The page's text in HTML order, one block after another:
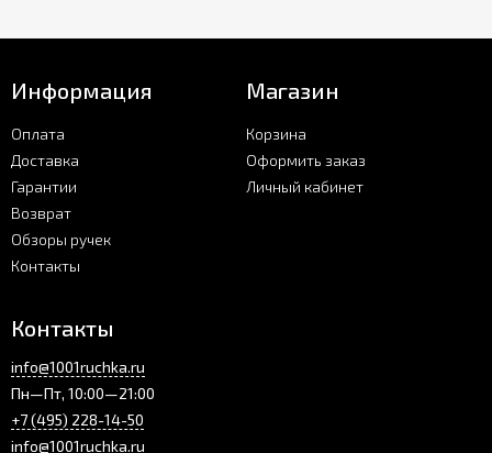
Информация
Оплата
Доставка
Гарантии
Возврат
Обзоры ручек
Контакты
Магазин
Корзина
Оформить заказ
Личный кабинет
Контакты
info@1001ruchka.ru
Пн—Пт, 10:00—21:00
+7 (495) 228-14-50
info@1001ruchka.ru